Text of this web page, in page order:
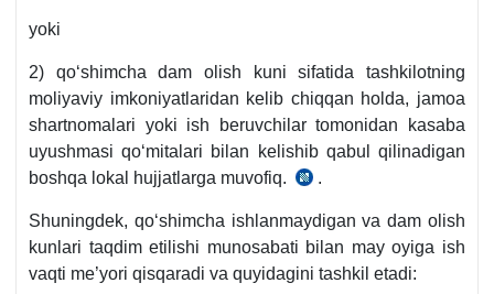
yoki
2) qoʻshimcha dam olish kuni sifatida tashkilotning
moliyaviy imkoniyatlaridan kelib chiqqan holda, jamoa
shartnomalari yoki ish beruvchilar tomonidan kasaba
uyushmasi qoʻmitalari bilan kelishib qabul qilinadigan
boshqa lokal hujjatlarga muvofiq.
03.12.2020
PF-
.
Shuningdek, qoʻshimcha ishlanmaydigan va dam olish
kunlari taqdim etilishi munosabati bilan may oyiga ish
vaqti me’yori qisqaradi va quyidagini tashkil etadi: